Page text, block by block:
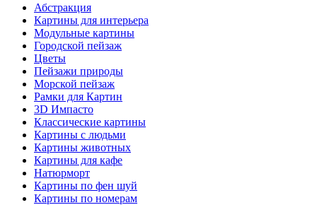
Абстракция
Картины для интерьера
Модульные картины
Городской пейзаж
Цветы
Пейзажи природы
Морской пейзаж
Рамки для Картин
3D Импасто
Классические картины
Картины с людьми
Картины животных
Картины для кафе
Натюрморт
Картины по фен шуй
Картины по номерам